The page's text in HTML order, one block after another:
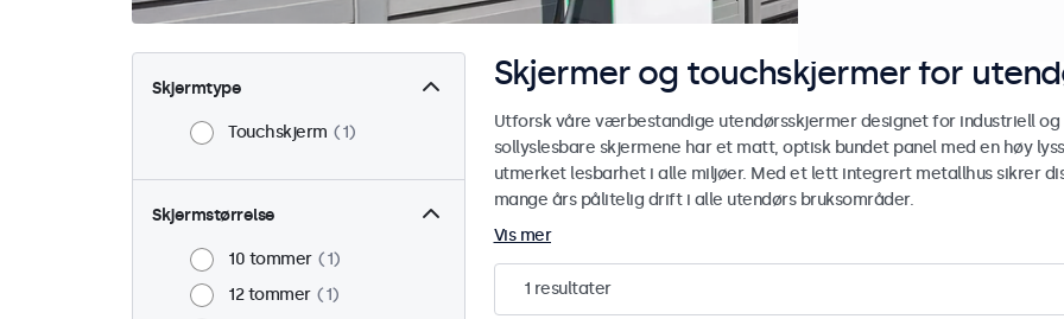
Skjermtype
Touchskjerm 1
Skjermstørrelse
10 tommer
1
12 tommer
1
Skjermer og touchskjermer for
Utforsk våre værbestandige utendørsskjermer designet for industriell og
sollyslesbare skjermene har et matt, optisk bundet panel med en høy
utmerket lesbarhet i alle miljøer. Med et lett integrert metallhus sikrer
mange års pålitelig drift i alle utendørs bruksområder.
Vis mer
1 resultater